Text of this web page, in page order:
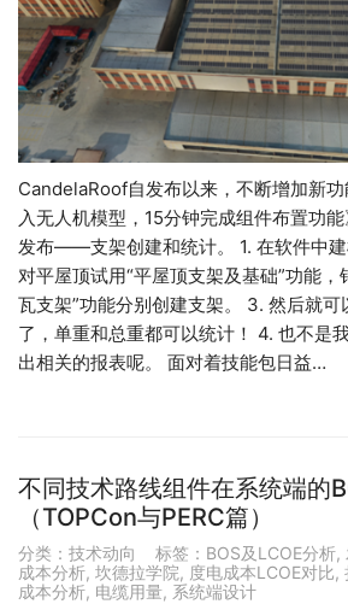
CandelaRoof自发布以来，不断增加新
入无人机模型，15分钟完成组件布置功
发布——支架创建和统计。 1. 在软件中
对平屋顶试用“平屋顶支架及基础”功能，
瓦支架”功能分别创建支架。 3. 然后就
了，单重和总重都可以统计！ 4. 也不是
出相关的报表呢。 面对着技能包日益…
不同技术路线组件在系统端的
（TOPCon与PERC篇）
分类： 技术动向 标签： BOS及LCOE分析,
成本分析, 坎德拉学院, 度电成本LCOE对比,
成本分析, 电缆用量, 系统端设计